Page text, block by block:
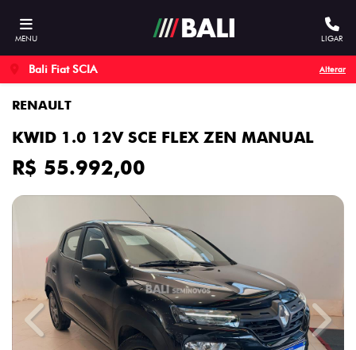
MENU LIGAR
Bali Fiat SCIA Alterar
RENAULT
KWID 1.0 12V SCE FLEX ZEN MANUAL
R$ 55.992,00
Previous Next